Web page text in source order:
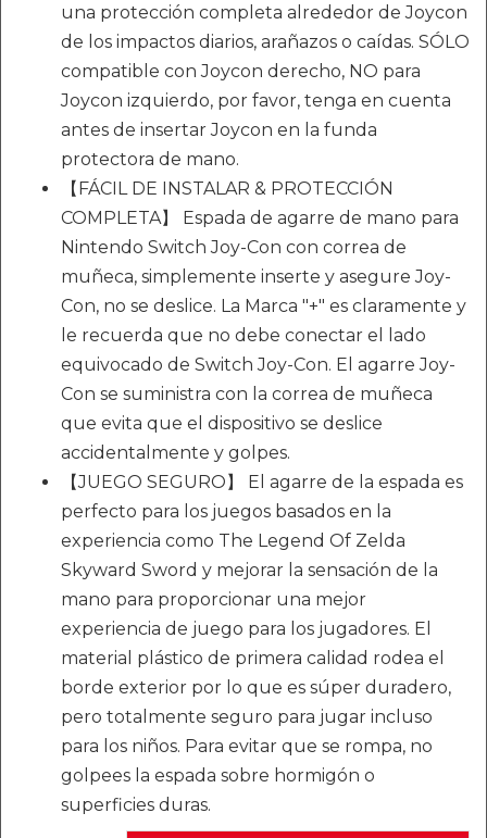
una protección completa alrededor de Joycon
de los impactos diarios, arañazos o caídas. SÓLO
compatible con Joycon derecho, NO para
Joycon izquierdo, por favor, tenga en cuenta
antes de insertar Joycon en la funda
protectora de mano.
【FÁCIL DE INSTALAR & PROTECCIÓN
COMPLETA】 Espada de agarre de mano para
Nintendo Switch Joy-Con con correa de
muñeca, simplemente inserte y asegure Joy-
Con, no se deslice. La Marca "+" es claramente y
le recuerda que no debe conectar el lado
equivocado de Switch Joy-Con. El agarre Joy-
Con se suministra con la correa de muñeca
que evita que el dispositivo se deslice
accidentalmente y golpes.
【JUEGO SEGURO】 El agarre de la espada es
perfecto para los juegos basados en la
experiencia como The Legend Of Zelda
Skyward Sword y mejorar la sensación de la
mano para proporcionar una mejor
experiencia de juego para los jugadores. El
material plástico de primera calidad rodea el
borde exterior por lo que es súper duradero,
pero totalmente seguro para jugar incluso
para los niños. Para evitar que se rompa, no
golpees la espada sobre hormigón o
superficies duras.